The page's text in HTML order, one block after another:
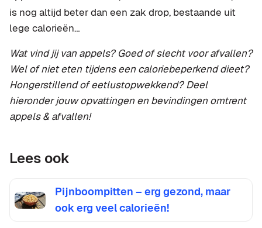
is nog altijd beter dan een zak drop, bestaande uit
lege calorieën…
Wat vind jij van appels? Goed of slecht voor afvallen?
Wel of niet eten tijdens een caloriebeperkend dieet?
Hongerstillend of eetlustopwekkend? Deel
hieronder jouw opvattingen en bevindingen omtrent
appels & afvallen!
Lees ook
Pijnboompitten – erg gezond, maar
ook erg veel calorieën!